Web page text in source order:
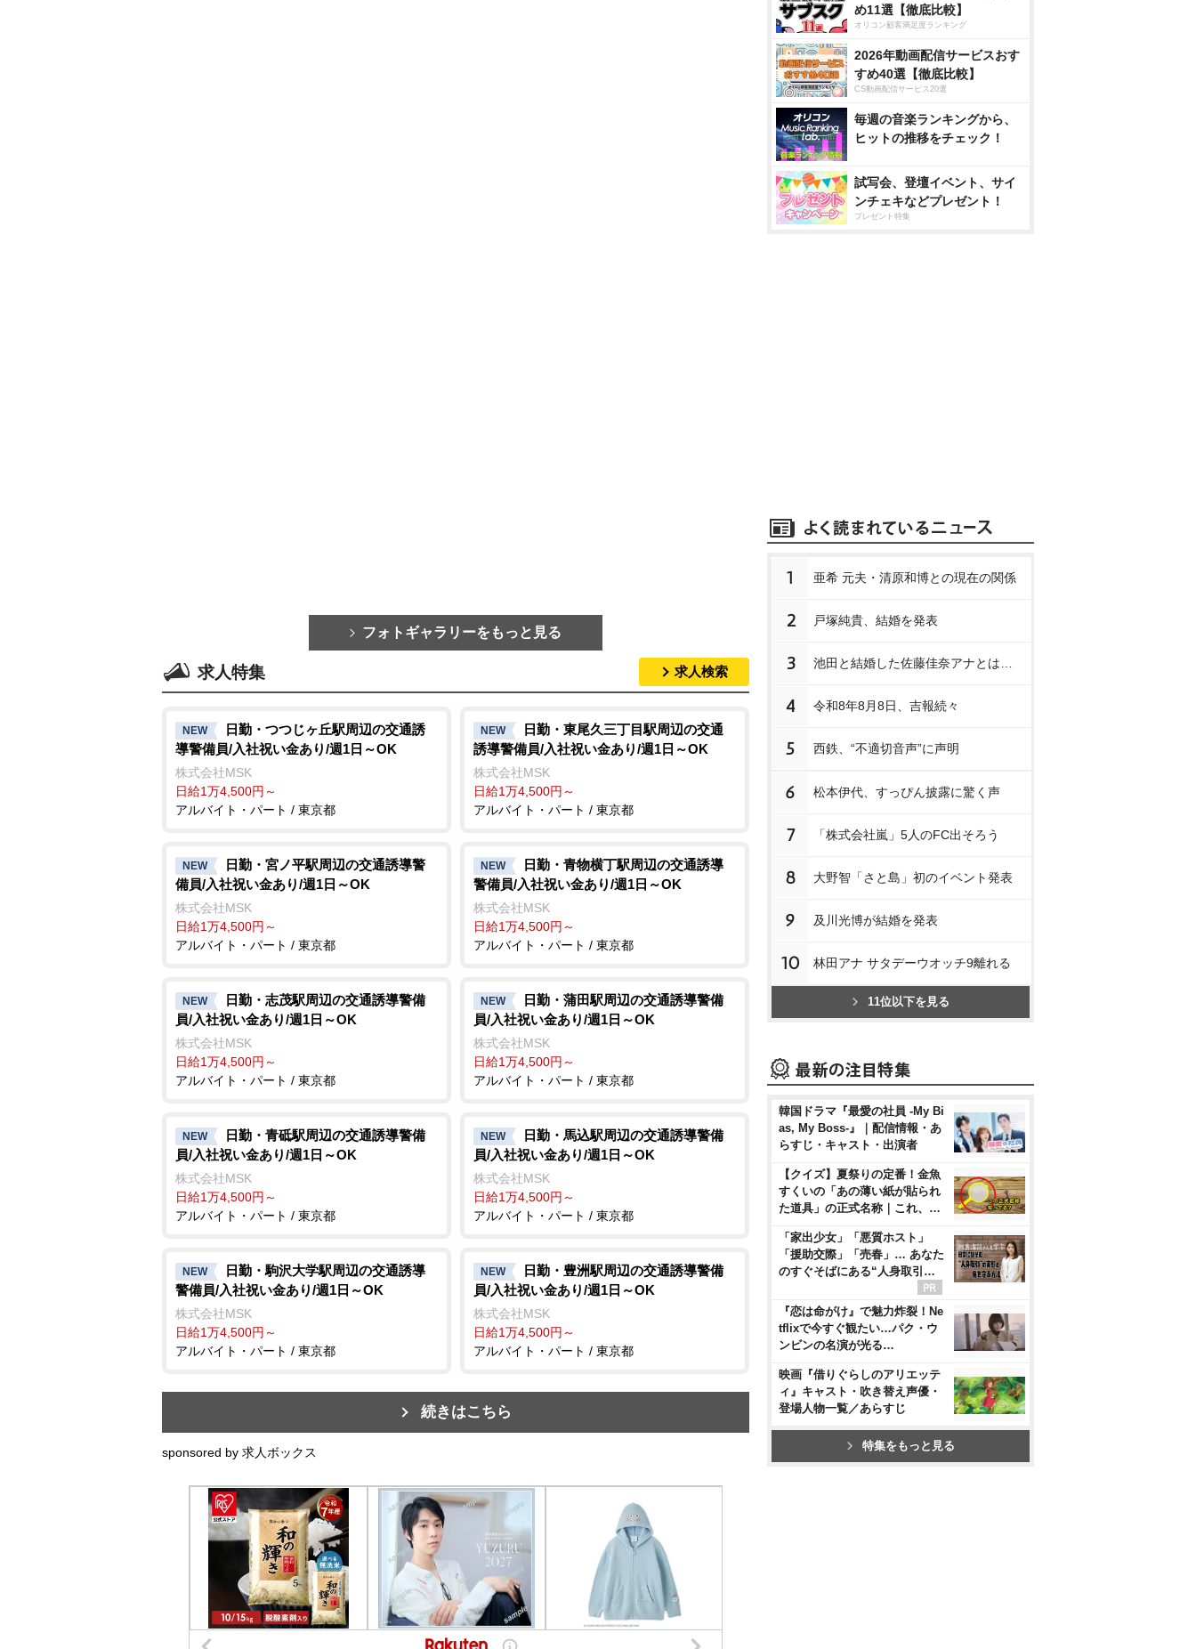
フォトギャラリーをもっと見る
求人特集 求人検索
NEW
日勤・つつじヶ丘駅周辺の交通誘
導警備員/入社祝い金あり/週1日～OK
株式会社MSK
日給1万4,500円～
アルバイト・パート / 東京都
NEW
日勤・東尾久三丁目駅周辺の交通
誘導警備員/入社祝い金あり/週1日～OK
株式会社MSK
日給1万4,500円～
アルバイト・パート / 東京都
NEW
日勤・宮ノ平駅周辺の交通誘導警
備員/入社祝い金あり/週1日～OK
株式会社MSK
日給1万4,500円～
アルバイト・パート / 東京都
NEW
日勤・青物横丁駅周辺の交通誘導
警備員/入社祝い金あり/週1日～OK
株式会社MSK
日給1万4,500円～
アルバイト・パート / 東京都
NEW
日勤・志茂駅周辺の交通誘導警備
員/入社祝い金あり/週1日～OK
株式会社MSK
日給1万4,500円～
アルバイト・パート / 東京都
NEW
日勤・蒲田駅周辺の交通誘導警備
員/入社祝い金あり/週1日～OK
株式会社MSK
日給1万4,500円～
アルバイト・パート / 東京都
NEW
日勤・青砥駅周辺の交通誘導警備
員/入社祝い金あり/週1日～OK
株式会社MSK
日給1万4,500円～
アルバイト・パート / 東京都
NEW
日勤・馬込駅周辺の交通誘導警備
員/入社祝い金あり/週1日～OK
株式会社MSK
日給1万4,500円～
アルバイト・パート / 東京都
NEW
日勤・駒沢大学駅周辺の交通誘導
警備員/入社祝い金あり/週1日～OK
株式会社MSK
日給1万4,500円～
アルバイト・パート / 東京都
NEW
日勤・豊洲駅周辺の交通誘導警備
員/入社祝い金あり/週1日～OK
株式会社MSK
日給1万4,500円～
アルバイト・パート / 東京都
続きはこちら
sponsored by 求人ボックス
め11選【徹底比較】
オリコン顧客満足度ランキング
2026年動画配信サービスおす
すめ40選【徹底比較】
CS動画配信サービス20選
毎週の音楽ランキングから、
ヒットの推移をチェック！
試写会、登壇イベント、サイ
ンチェキなどプレゼント！
プレゼント特集
1 亜希 元夫・清原和博との現在の関係
2 戸塚純貴、結婚を発表
3 池田と結婚した佐藤佳奈アナとは…
4 令和8年8月8日、吉報続々
5 西鉄、“不適切音声”に声明
6 松本伊代、すっぴん披露に驚く声
7 「株式会社嵐」5人のFC出そろう
8 大野智「さと島」初のイベント発表
9 及川光博が結婚を発表
10 林田アナ サタデーウオッチ9離れる
11位以下を見る
韓国ドラマ『最愛の社員 -My Bi
as, My Boss-』｜配信情報・あ
らすじ・キャスト・出演者
【クイズ】夏祭りの定番！金魚
すくいの「あの薄い紙が貼られ
た道具」の正式名称｜これ、…
「家出少女」「悪質ホスト」
「援助交際」「売春」… あなた
のすぐそばにある“人身取引…
『恋は命がけ』で魅力炸裂！Ne
tflixで今すぐ観たい…パク・ウ
ンビンの名演が光る…
映画『借りぐらしのアリエッテ
ィ』キャスト・吹き替え声優・
登場人物一覧／あらすじ
特集をもっと見る